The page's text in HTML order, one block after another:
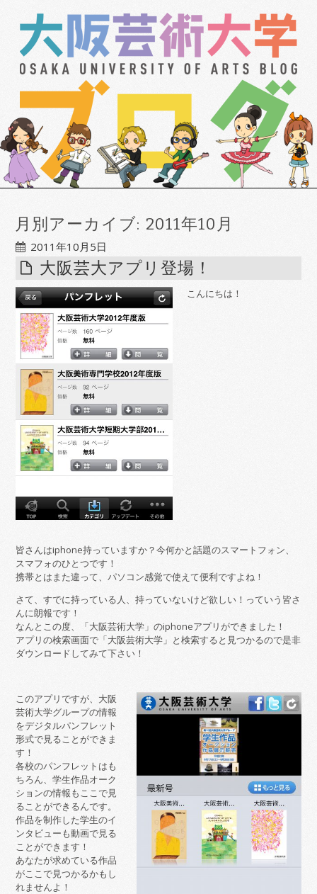
月別アーカイブ: 2011年10月
2011年10月5日
大阪芸大アプリ登場！
こんにちは！
皆さんはiphone持っていますか？今何かと話題のスマートフォン、
スマフォのひとつです！
携帯とはまた違って、パソコン感覚で使えて便利ですよね！
さて、すでに持っている人、持っていないけど欲しい！っていう皆さ
んに朗報です！
なんとこの度、「大阪芸術大学」のiphoneアプリができました！
アプリの検索画面で「大阪芸術大学」と検索すると見つかるので是非
ダウンロードしてみて下さい！
このアプリですが、大阪
芸術大学グループの情報
をデジタルパンフレット
形式で見ることができま
す！
各校のパンフレットはも
ちろん、学生作品オーク
ションの情報もここで見
ることができるんです。
作品を制作した学生のイ
ンタビューも動画で見る
ことができます！
あなたが求めている作品
がここで見つかるかもし
れませんよ！